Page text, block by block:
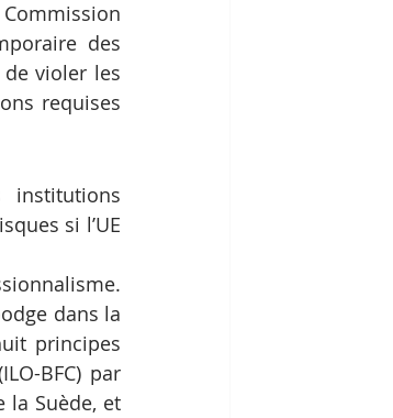
des
de violer les
requises
si l’UE
dans la
principes
BFC) par
la Suède, et